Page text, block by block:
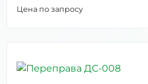
Цена по запросу